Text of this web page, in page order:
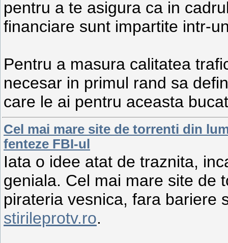
pentru a te asigura ca in
financiare sunt impartite intr-
Pentru a masura calitatea
necesar in primul rand sa
care le ai pentru aceasta
Cel mai mare site de torrenti din
fenteze FBI-ul
Iata o idee atat de traznita,
geniala. Cel mai mare site de
pirateria vesnica, fara bariere
stirileprotv.ro.